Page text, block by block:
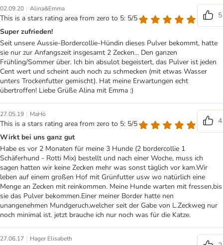
02.09.20 | Alina&Emma
This is a stars rating area from zero to 5: 5/5
5
Super zufrieden!
Seit unsere Aussie-Bordercollie-Hündin dieses Pulver bekommt, hatte
sie nur zur Anfangszeit insgesamt 2 Zecken... Den ganzen
Frühling/Sommer über. Ich bin absulot begeistert, das Pulver ist jeden
Cent wert und scheint auch noch zu schmecken (mit etwas Wasser
unters Trockenfutter gemischt). Hat meine Erwartungen echt
übertroffen! Liebe Grüße Alina mit Emma :)
27.05.19 | MaHö
This is a stars rating area from zero to 5: 5/5
4
Wirkt bei uns ganz gut
Habe es vor 2 Monaten für meine 3 Hunde (2 bordercollie 1
Schäferhund - Rotti Mix) bestellt und nach einer Woche, muss ich
sagen hatten wir keine Zecken mehr was sonst täglich vor kam.Wir
leben auf einem großen Hof mit Grünfutter usw wo natürlich eine
Menge an Zecken mit reinkommen. Meine Hunde warten mit fressen,bis
sie das Pulver bekommen.Einer meiner Border hatte nen
unangenehmen Mundgeruch,welcher seit der Gabe von L.Zeckweg nur
noch minimal ist. jetzt brauche ich nur noch was für die Katze.
27.06.17 | Hager Elisabeth